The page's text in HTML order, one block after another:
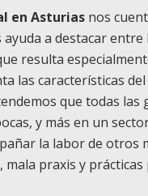
en Asturias nos
ayuda a destacar entre
resulta
las características
que todas las
y más en un
la labor de otros
praxis y prácticas